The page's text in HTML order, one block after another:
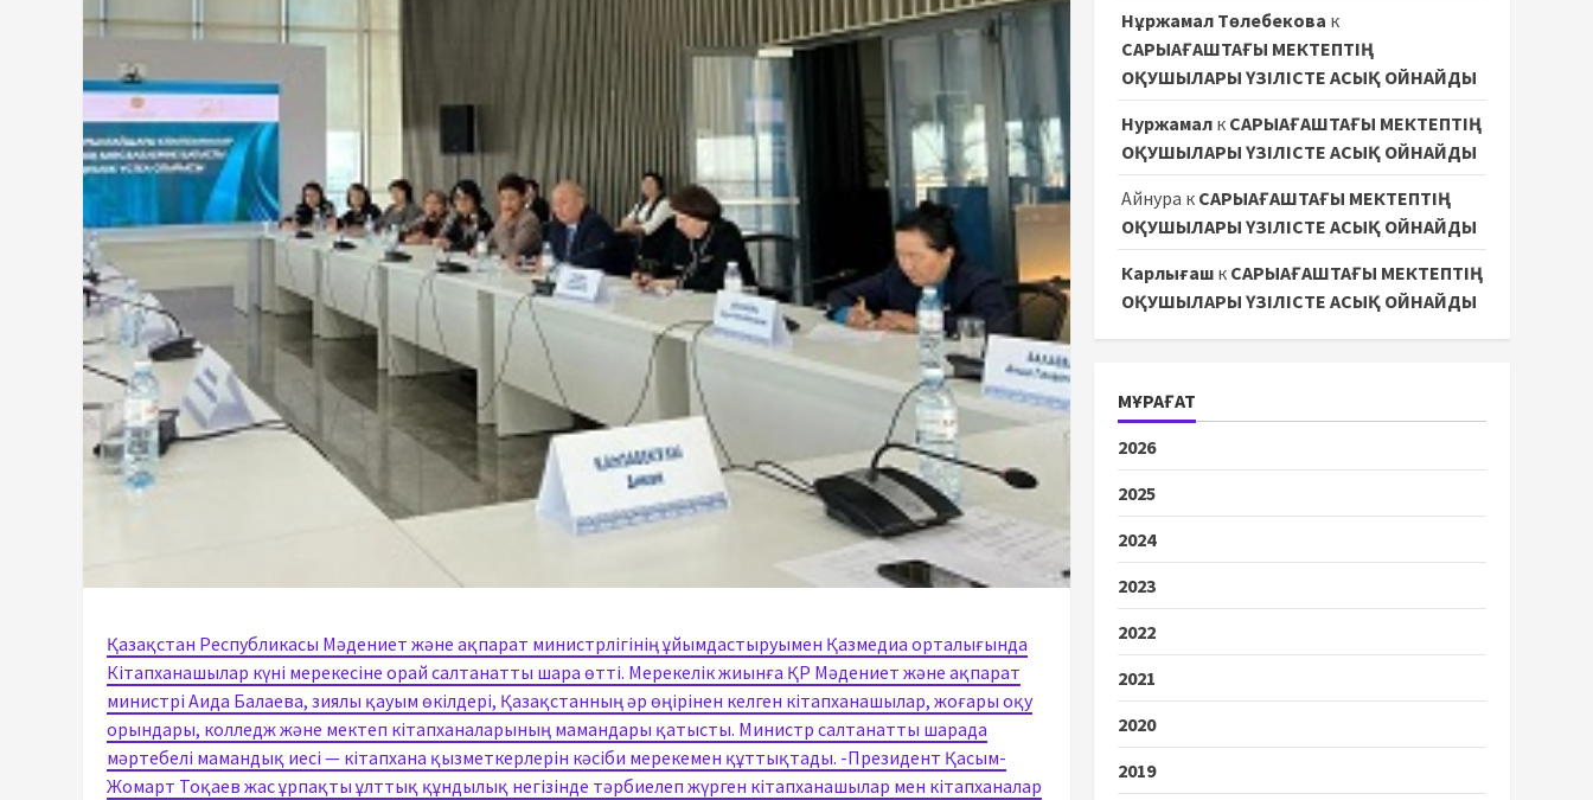
Қазақстан Республикасы Мәдениет және ақпарат министрлігінің ұйымдастыруымен Қазмедиа орталығында
Кітапханашылар күні мерекесіне орай салтанатты шара өтті. Мерекелік жиынға ҚР Мәдениет және ақпарат
министрі Аида Балаева, зиялы қауым өкілдері, Қазақстанның әр өңірінен келген кітапханашылар, жоғары оқу
орындары, колледж және мектеп кітапханаларының мамандары қатысты. Министр салтанатты шарада
мәртебелі мамандық иесі — кітапхана қызметкерлерін кәсіби мерекемен құттықтады. -Президент Қасым-
Жомарт Тоқаев жас ұрпақты ұлттық құндылық негізінде тәрбиелеп жүрген кітапханашылар мен кітапханалар
Нұржамал Төлебекова к
САРЫАҒАШТАҒЫ МЕКТЕПТІҢ
ОҚУШЫЛАРЫ ҮЗІЛІСТЕ АСЫҚ ОЙНАЙДЫ
Нуржамалк САРЫАҒАШТАҒЫ МЕКТЕПТІҢ
ОҚУШЫЛАРЫ ҮЗІЛІСТЕ АСЫҚ ОЙНАЙДЫ
Айнура к САРЫАҒАШТАҒЫ МЕКТЕПТІҢ
ОҚУШЫЛАРЫ ҮЗІЛІСТЕ АСЫҚ ОЙНАЙДЫ
Карлығашк САРЫАҒАШТАҒЫ МЕКТЕПТІҢ
ОҚУШЫЛАРЫ ҮЗІЛІСТЕ АСЫҚ ОЙНАЙДЫ
МҰРАҒАТ
2026
2025
2024
2023
2022
2021
2020
2019